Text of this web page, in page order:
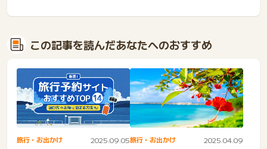
この記事を読んだあなたへのおすすめ
旅行・お出かけ 2025.09.05旅行・お出かけ 2025.04.09